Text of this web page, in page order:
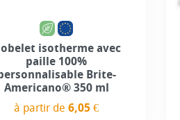
isotherme avec
paille 100%
Brite-
Americano® 350 ml
à partir de6,05 €